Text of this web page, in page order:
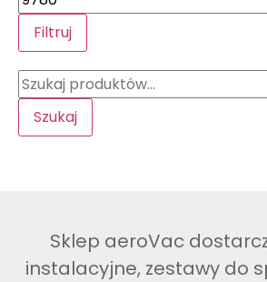
Filtruj
Szukaj
Sklep aeroVac
instalacyjne, zestawy do